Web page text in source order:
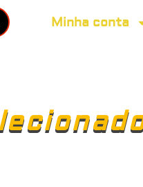
Minha conta